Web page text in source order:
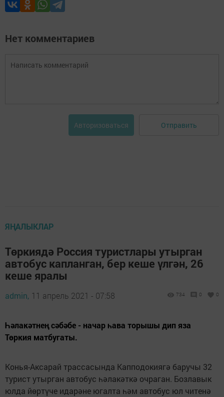
Нет комментариев
Авторизоваться Отправить
ЯҢАЛЫКЛАР
Төркиядә Россия туристлары утырган
автобус капланган, бер кеше үлгән, 26
кеше яралы
admin, 11 апрель 2021 - 07:58 734 0 0
Һәлакәтнең сәбәбе - начар һава торышы дип яза
Төркия матбугаты.
Конья-Аксарай трассасында Капподокиягә баручы 32
турист утырган автобус һәлакәткә очраган. Бозлавык
юлда йөртүче идарәне югалта һәм автобус юл читенә